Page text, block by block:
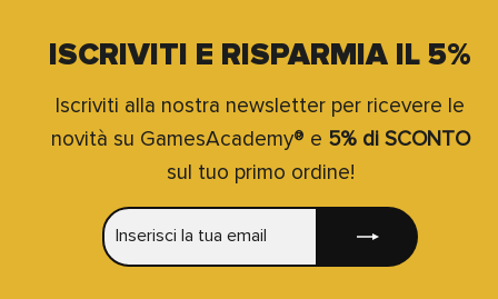
ISCRIVITI E RISPARMIA IL 5%
Iscriviti alla nostra newsletter per ricevere le
novità su GamesAcademy® e 5% di SCONTO
sul tuo primo ordine!
LA